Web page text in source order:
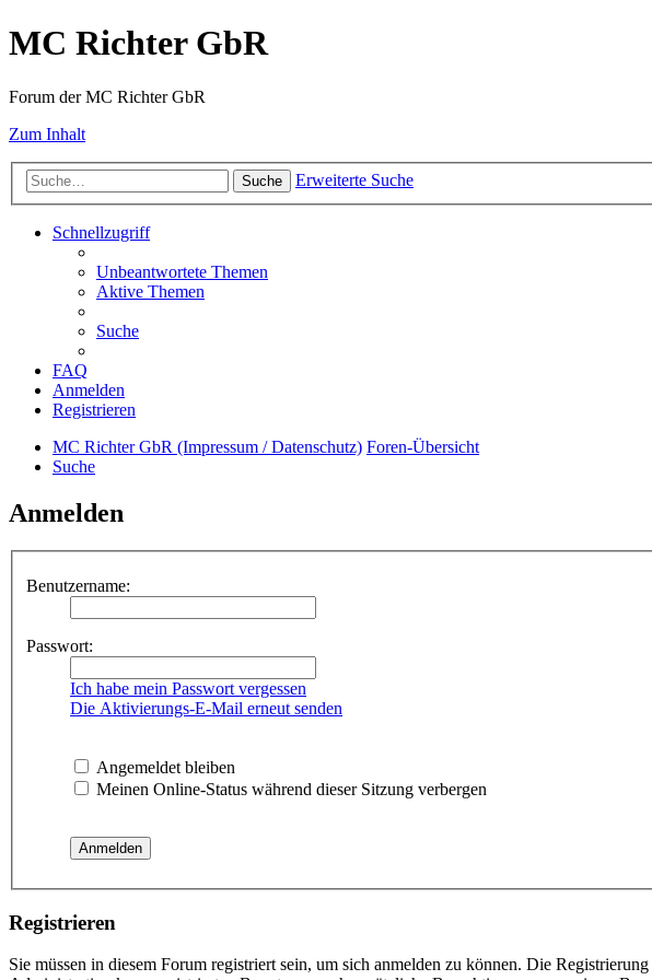
MC Richter GbR
Forum der MC Richter GbR
Zum Inhalt
Suche Erweiterte Suche
Schnellzugriff
Unbeantwortete Themen
Aktive Themen
Suche
FAQ
Anmelden
Registrieren
MC Richter GbR (Impressum / Datenschutz) Foren-Übersicht
Suche
Anmelden
Benutzername:
Passwort:
Ich habe mein Passwort vergessen
Die Aktivierungs-E-Mail erneut senden
Angemeldet bleiben
Meinen Online-Status während dieser Sitzung verbergen
Registrieren
Sie müssen in diesem Forum registriert sein, um sich anmelden zu können. Die